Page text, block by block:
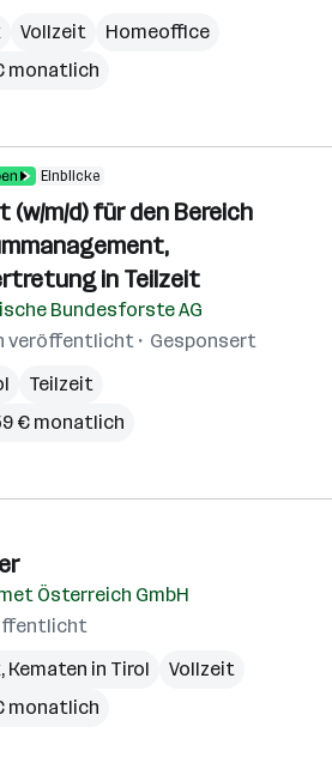
Vollzeit
Homeoffice
monatlich
Einblicke
(w/m/d) für den Bereich
in Teilzeit
Bundesforste AG
veröffentlicht
Gesponsert
Teilzeit
€ monatlich
Österreich GmbH
, Kematen in Tirol
Vollzeit
monatlich